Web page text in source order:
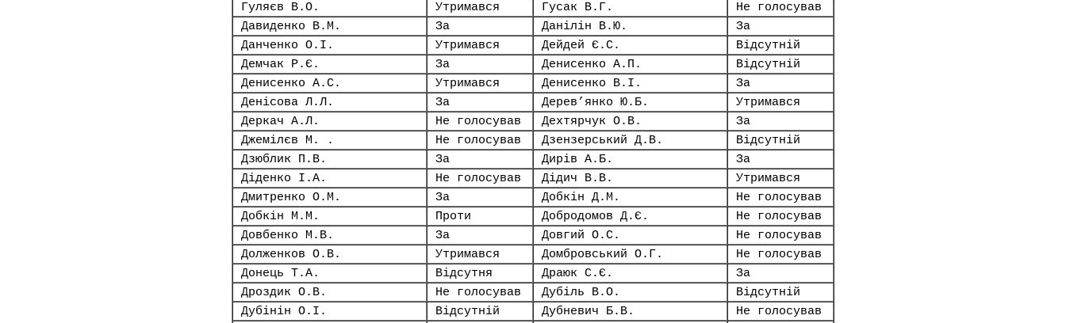
Гуляєв В.О.
Утримався Гусак В.Г.
Не голосував
Давиденко В.М.
За Данілін В.Ю.
За
Данченко О.І.
Утримався Дейдей Є.С.
Відсутній
Демчак Р.Є.
За Денисенко А.П.
Відсутній
Денисенко А.С.
Утримався Денисенко В.І.
За
Денісова Л.Л.
За Дерев’янко Ю.Б.
Утримався
Деркач А.Л.
Не голосував Дехтярчук О.В.
За
Джемілєв М. .
Не голосував Дзензерський Д.В.
Відсутній
Дзюблик П.В.
За Дирів А.Б.
За
Діденко І.А.
Не голосував Дідич В.В.
Утримався
Дмитренко О.М.
За Добкін Д.М.
Не голосував
Добкін М.М.
Проти Добродомов Д.Є.
Не голосував
Довбенко М.В.
За Довгий О.С.
Не голосував
Долженков О.В.
Утримався Домбровський О.Г.
Не голосував
Донець Т.А.
Відсутня Драюк С.Є.
За
Дроздик О.В.
Не голосував Дубіль В.О.
Відсутній
Дубінін О.І.
Відсутній Дубневич Б.В.
Не голосував